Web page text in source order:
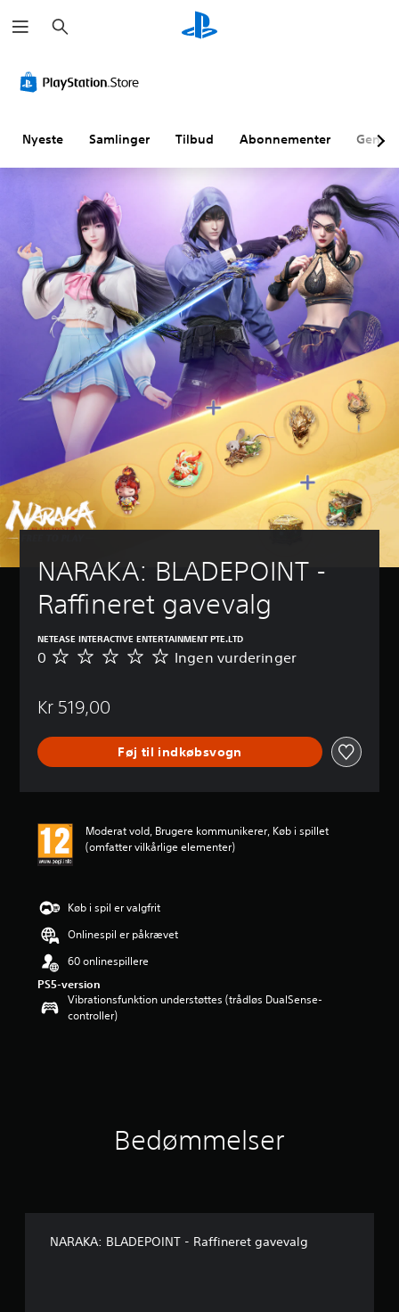
ø
g
Nyeste Samlinger Tilbud Abonnementer
NARAKA: BLADEPOINT -
Raffineret gavevalg
NETEASE INTERACTIVE ENTERTAINMENT PTE.LTD
I
e
v
u
n
g
0 Ingen vurderinger
Kr 519,00
Føj til indkøbsvogn
Moderat vold, Brugere kommunikerer, Køb i spillet
(omfatter vilkårlige elementer)
Køb i spil er valgfrit
Onlinespil er påkrævet
60 onlinespillere
PS5-version
Vibrationsfunktion understøttes (trådløs DualSense-
controller)
Bedømmelser
NARAKA: BLADEPOINT - Raffineret gavevalg